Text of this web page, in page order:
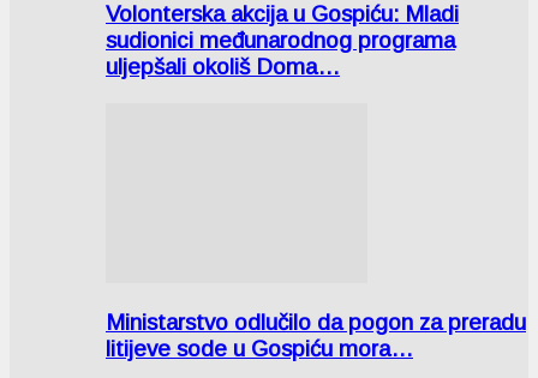
Volonterska akcija u Gospiću: Mladi
sudionici međunarodnog programa
uljepšali okoliš Doma…
Ministarstvo odlučilo da pogon za preradu
litijeve sode u Gospiću mora…